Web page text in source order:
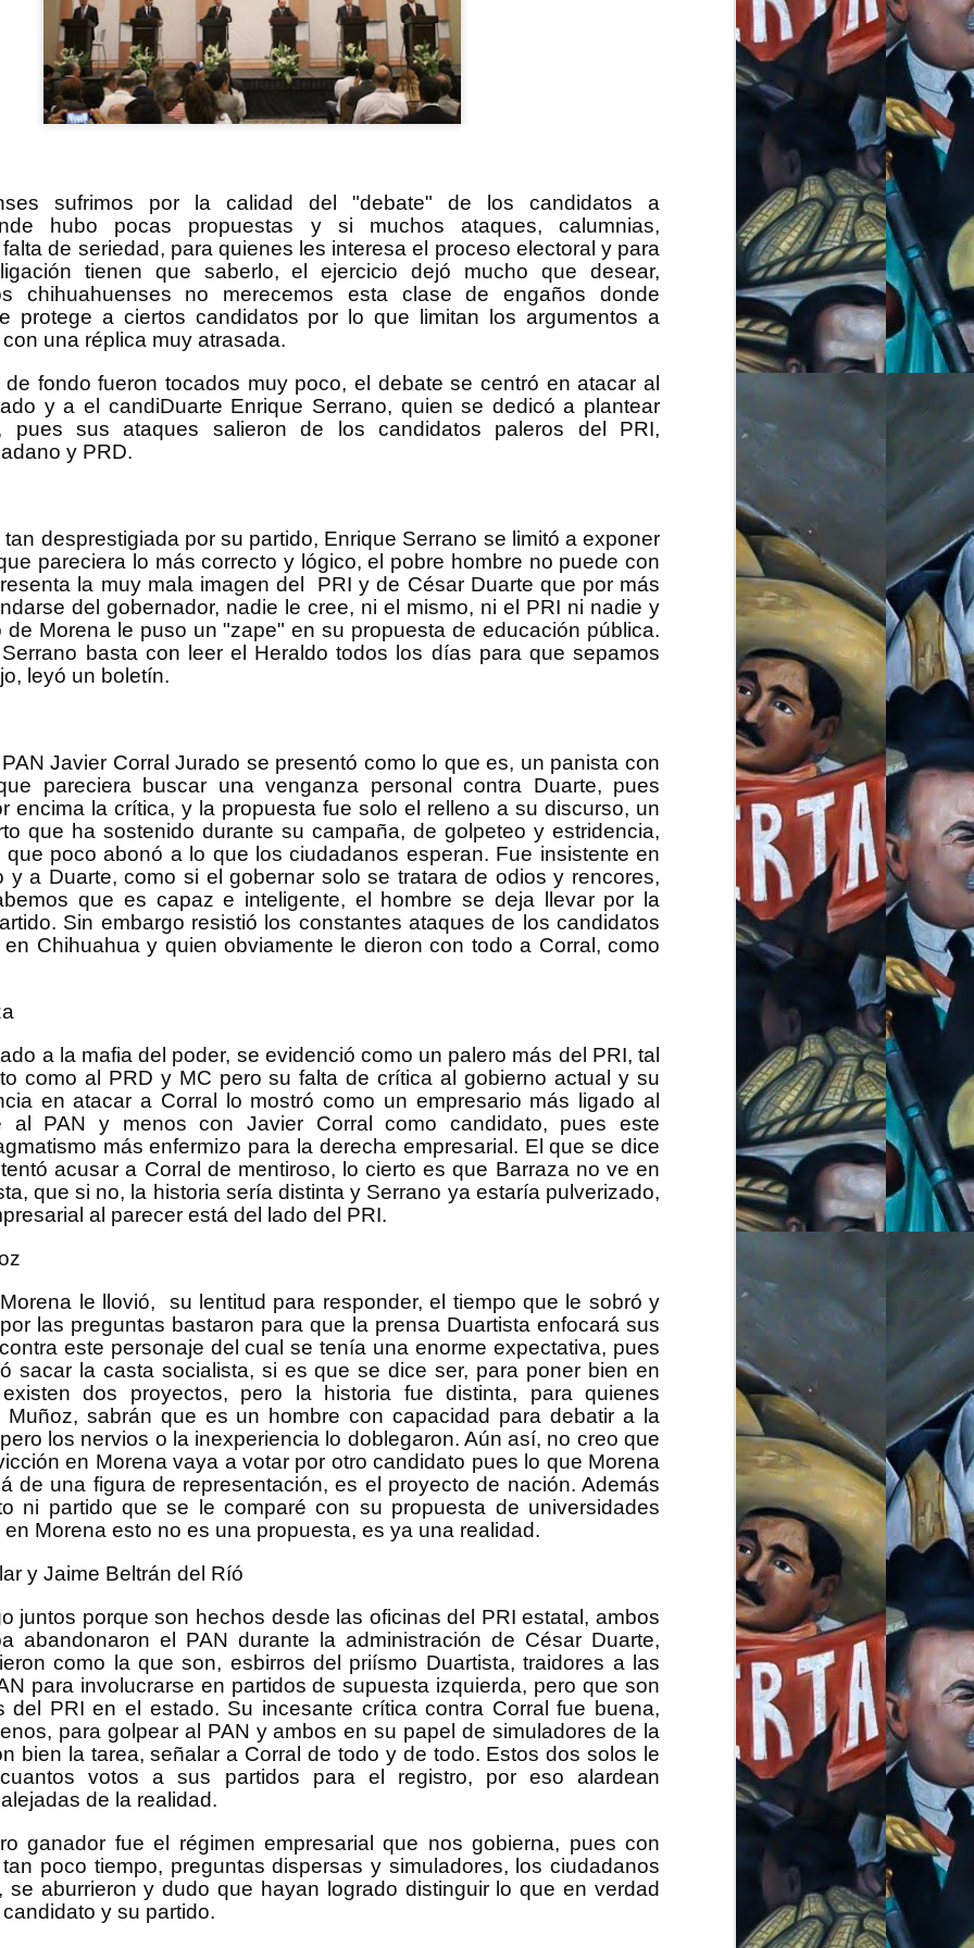
sufrimos por la calidad del "debate" de los candidatos a
hubo pocas propuestas y si muchos ataques, calumnias,
de seriedad, para quienes les interesa el proceso electoral y para
tienen que saberlo, el ejercicio dejó mucho que desear,
chihuahuenses no merecemos esta clase de engaños donde
protege a ciertos candidatos por lo que limitan los argumentos a
una réplica muy atrasada.
fondo fueron tocados muy poco, el debate se centró en atacar al
y a el candiDuarte Enrique Serrano, quien se dedicó a plantear
pues sus ataques salieron de los candidatos paleros del PRI,
y PRD.
desprestigiada por su partido, Enrique Serrano se limitó a exponer
pareciera lo más correcto y lógico, el pobre hombre no puede con
la muy mala imagen del PRI y de César Duarte que por más
del gobernador, nadie le cree, ni el mismo, ni el PRI ni nadie y
de Morena le puso un "zape" en su propuesta de educación pública.
basta con leer el Heraldo todos los días para que sepamos
leyó un boletín.
Javier Corral Jurado se presentó como lo que es, un panista con
pareciera buscar una venganza personal contra Duarte, pues
encima la crítica, y la propuesta fue solo el relleno a su discurso, un
que ha sostenido durante su campaña, de golpeteo y estridencia,
poco abonó a lo que los ciudadanos esperan. Fue insistente en
y a Duarte, como si el gobernar solo se tratara de odios y rencores,
que es capaz e inteligente, el hombre se deja llevar por la
Sin embargo resistió los constantes ataques de los candidatos
Chihuahua y quien obviamente le dieron con todo a Corral, como
a la mafia del poder, se evidenció como un palero más del PRI, tal
como al PRD y MC pero su falta de crítica al gobierno actual y su
en atacar a Corral lo mostró como un empresario más ligado al
al PAN y menos con Javier Corral como candidato, pues este
más enfermizo para la derecha empresarial. El que se dice
acusar a Corral de mentiroso, lo cierto es que Barraza no ve en
que si no, la historia sería distinta y Serrano ya estaría pulverizado,
al parecer está del lado del PRI.
le llovió, su lentitud para responder, el tiempo que le sobró y
las preguntas bastaron para que la prensa Duartista enfocará sus
este personaje del cual se tenía una enorme expectativa, pues
sacar la casta socialista, si es que se dice ser, para poner bien en
dos proyectos, pero la historia fue distinta, para quienes
sabrán que es un hombre con capacidad para debatir a la
los nervios o la inexperiencia lo doblegaron. Aún así, no creo que
en Morena vaya a votar por otro candidato pues lo que Morena
de una figura de representación, es el proyecto de nación. Además
ni partido que se le comparé con su propuesta de universidades
Morena esto no es una propuesta, es ya una realidad.
y Jaime Beltrán del Ríó
juntos porque son hechos desde las oficinas del PRI estatal, ambos
abandonaron el PAN durante la administración de César Duarte,
como la que son, esbirros del priísmo Duartista, traidores a las
para involucrarse en partidos de supuesta izquierda, pero que son
del PRI en el estado. Su incesante crítica contra Corral fue buena,
para golpear al PAN y ambos en su papel de simuladores de la
bien la tarea, señalar a Corral de todo y de todo. Estos dos solos le
votos a sus partidos para el registro, por eso alardean
de la realidad.
ganador fue el régimen empresarial que nos gobierna, pues con
poco tiempo, preguntas dispersas y simuladores, los ciudadanos
se aburrieron y dudo que hayan logrado distinguir lo que en verdad
y su partido.
a votar?”, pregunté a mi padre algún día de diciembre del 2005, mientras él
en la que hacía algodones de azúcar, en verano vendía helados en un carrito, en
algodones, que tardamos un buen tiempo para lograr hacerlos quedar bien.
es el que va más arriba en las encuestas, y ha trabajado bien en el Distrito Federal”,
que me sorprendió y me hizo replantear mis pensamientos, yo era muy joven
mi único referente de la política era, como para la mayoría de los mexicanos en
los noticieros, y como casi todos, estábamos envenenados con la narrativa
panista, no por convicción ideológica, sino porque creció con la idea de que ese
para hacer frente a la hegemonía del PRI gobierno, además de que acá en
está muy enraizado, la guerra sucia asesinó, desapareció y reprimió a quienes
por cambiar el mundo en los setentas y ochentas, la izquierda social había casi
“social” del panismo tomó el lugar en la vida política como oposición en Chihuahua.
mucho la atención las noticias, hubo algunas que me impactaron y tengo el
momento, el asesinato de Colosio, la muerte de Kurt Cobain, la irrupción del EZLN,
el 11 de septiembre, fueron momentos especiales que me hicieron pensar en la
y el mundo funcionan, de estos eventos en algunas ocasiones pregunté a mi
los temas, en aquellos momentos creo que no tenían mucho interés en esas cosas
lo dedicaban a trabajar, analizar noticias o la política no era lo de ellos
de manera solitaria me fui formando mi propio criterio político.
del 2006, a sabiendas del delito y la traición al pueblo, acá en Chihuahua se
la narrativa del comunismo pegaba fuerte, y yo confundido, no sabía
información política directa eran las noticias de televisa y tvazteca, no se diga de los
aquel momento se reducía a la prensa escrita y la radio, la vida política local era
ahora moribundo.
momento también se vivía represión en Oaxaca y en San Salvador Atenco, se
violentos intentarían una revuelta de la mano de López Obrador para llegar al
que se consumaba el fraude electoral, el plantón de Reforma. Se llegó aquel
y me dirigí a la sala para ver la transmisión en vivo de la toma de protesta del
ingresó al recinto por una puerta trasera, en medio de rechiflas y gritos, algo se
en ese momento me di cuenta que las cosas no estaban bien.
mucho durante ese sexenio sangriento, la vida pública ya no volvió a ser igual, la
contra el narcotráfico solo dejó un río de sangre, muerte, dolor y miedo, más
trafico de drogas y armas en la frontera, y grandes extensiones del territorio
los criminales, ahora sabemos que lo que en realidad sucedió fue que Calderón
narco para que fuera el monopolio, y la guerra era para quedarse con todas las
era la avanzada de ese grupo criminal, en casos como en Chihuahua, el
en el otro bando, una pesadilla que acabó con la economía y vida de ciudades
Juárez.
primera vez fui a la Ciudad de México, ahí tuve la oportunidad de ver un discurso
resonaron en mi cabeza, era la defensa de Pemex ante la privatización que
ahora impulsaba Felipe Calderón. ¿Quién podría estar en contra de eso?, en verdad
momento en el Zócalo me sentí en deuda no con Andrés Manuel, sino con todos los
y trabajo pudimos comprar una computadora de escritorio, que de manera
mi cuarto, y ahí pasé muchas horas leyendo y viendo documentales y muchas,
internacionales, en esos años comprendí el verdadero papel de Estados Unidos en
que Occidente había saqueado, destruido y asesinado la vida en los países que
en ese año la plataforma “YouTube” tomó mucha fuerza, ahí vi por primera vez
AMLO en el desafuero, en ese momento sentí que había comprendido todo, en ese
estudiaría periodismo para apoyar la causa social e intentar ser un contrapeso a la
en Chihuahua y México.
que apenas comenzaban, que el movimiento de López Obrador comenzaría a
mensual, “regeneración”, que me resultó muy llamativo por aquella referencia del
hermanos Flores Magón que despertaron conciencias para cuando estalló la